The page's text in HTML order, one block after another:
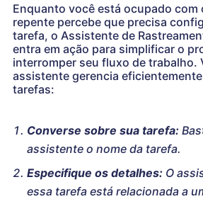
Enquanto você está ocupado com
repente percebe que precisa
tarefa, o Assistente de
entra em ação para simplificar o
interromper seu fluxo de trabalho.
assistente gerencia
tarefas:
Converse sobre sua tarefa:
assistente o nome da tarefa.
Especifique os detalhes: O
essa tarefa está relacionada a